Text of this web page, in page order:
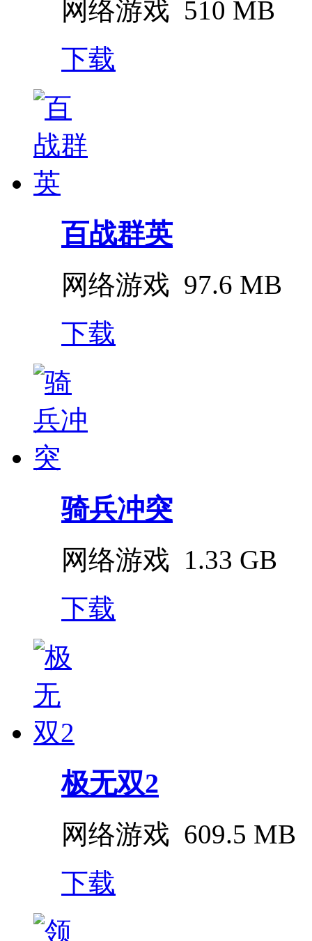
网络游戏 510 MB
下载
百战群英
网络游戏 97.6 MB
下载
骑兵冲突
网络游戏 1.33 GB
下载
极无双2
网络游戏 609.5 MB
下载